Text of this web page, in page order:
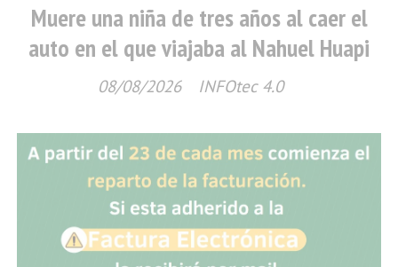
Muere una niña de tres años al caer el
auto en el que viajaba al Nahuel Huapi
INFOtec 4.0
08/08/2026